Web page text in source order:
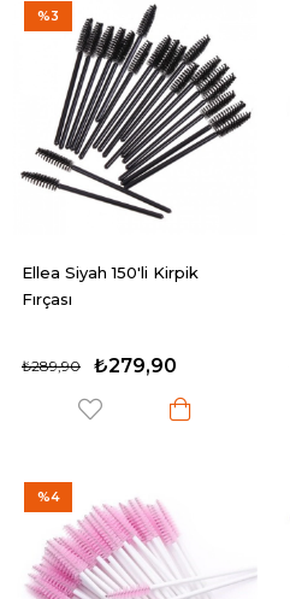
Ellea Siyah 150'li Kirpik
Fırçası
₺279,90
₺289,90
%3
%4